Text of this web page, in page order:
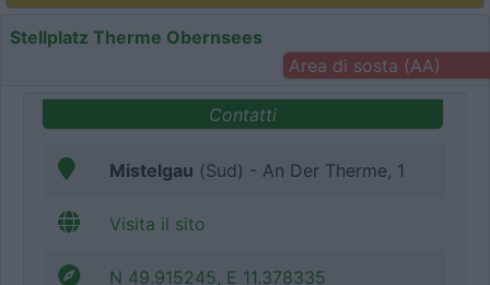
Stellplatz Therme Obernsees
Area di sosta (AA)
Contatti
Mistelgau (Sud) - An Der Therme, 1
Visita il sito
N 49.915245, E 11.378335